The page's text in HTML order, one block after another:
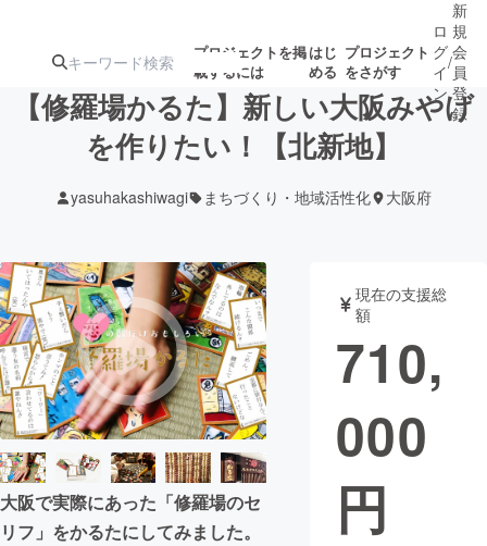
プロジェクトを掲
載するには
はじ
める
プロジェクト
をさがす
ジェクト
ターン
ジェクト
募集終了が近いプ
ロジェクト
もうすぐ公開
されます
アート・写真 音楽
テクノロジー・ガジェット ゲーム・サ
映像・映画
ビジネス・起業
まちづくり・地域活性化
ロ
グ
イ
ン
/
新
規
会
員
登
録
【修羅場かるた】新しい大阪みやげ
を作りたい！【北新地】
yasuhakashiwagi まちづくり・地域活性化 大阪府
大阪で実際にあった「修羅場のセ
リフ」をかるたにしてみました。
現在の支援総
額
710,
000
円